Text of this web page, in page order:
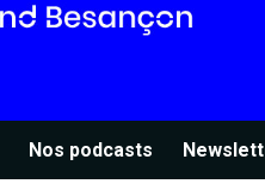
Nos podcasts